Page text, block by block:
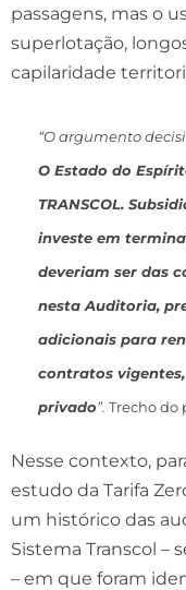
passagens, mas o
superlotação,
capilaridade
“O argumento
O Estado do
TRANSCOL.
investe em
deveriam ser das
nesta Auditoria,
adicionais para
contratos
privado”. Trecho do
Nesse contexto,
estudo da Tarifa
um histórico das
Sistema Transcol –
– em que foram